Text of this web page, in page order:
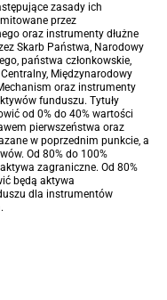
zasady ich
przez
oraz instrumenty dłużne
Skarb Państwa, Narodowy
państwa członkowskie,
Międzynarodowy
oraz instrumenty
funduszu. Tytuły
od 0% do 40% wartości
pierwszeństwa oraz
w poprzednim punkcie, a
Od 80% do 100%
zagraniczne. Od 80%
będą aktywa
dla instrumentów